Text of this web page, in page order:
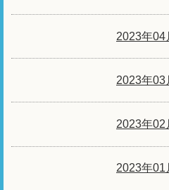
2023年04
2023年03
2023年02
2023年01